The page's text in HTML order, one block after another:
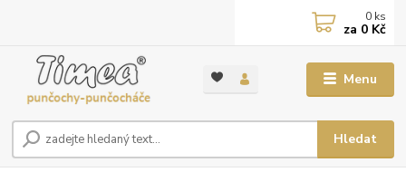
Menu
Hledat
0 ks
za 0 Kč